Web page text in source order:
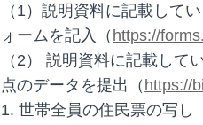
（1）説明資料に記載して
ォームを記入（ https://
（2） 説明資料に記載して
点のデータを提出（ https://
1. 世帯全員の住民票の写し